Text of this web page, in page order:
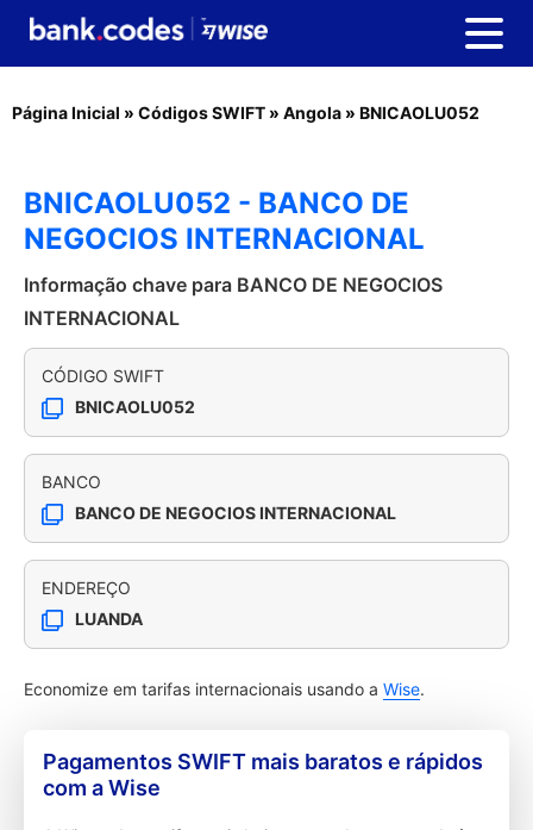
Página Inicial » Códigos SWIFT » Angola » BNICAOLU052
BNICAOLU052 - BANCO DE
NEGOCIOS INTERNACIONAL
Informação chave para BANCO DE NEGOCIOS
INTERNACIONAL
CÓDIGO SWIFT
BNICAOLU052
BANCO
BANCO DE NEGOCIOS INTERNACIONAL
ENDEREÇO
LUANDA
Economize em tarifas internacionais usando a Wise.
Pagamentos SWIFT mais baratos e rápidos
com a Wise